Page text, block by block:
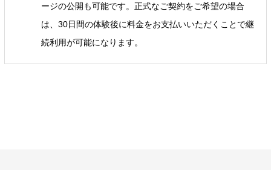
ージの公開も可能です。正式なご契約をご希望の場合
は、30日間の体験後に料金をお支払いいただくことで継
続利用が可能になります。